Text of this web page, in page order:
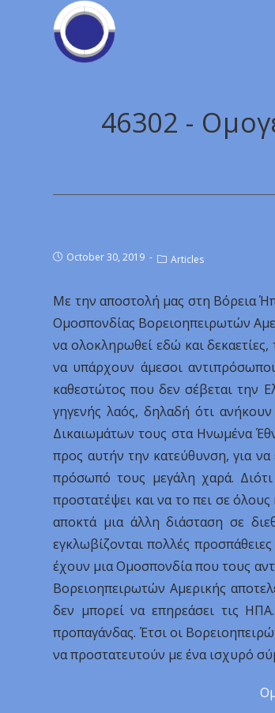
46302 -
October 30, 2019 Articles
Με την αποστολή μας στη Βόρεια
Ομοσπονδίας Βορειοηπειρωτών
να ολοκληρωθεί εδώ και δεκαετίες,
να υπάρχουν άμεσοι
καθεστώτος που δεν σέβεται την
γηγενής λαός, δηλαδή ότι
Δικαιωμάτων τους στα Ηνωμένα
προς αυτήν την κατεύθυνση, για να
πρόσωπό τους μεγάλη χαρά.
προστατέψει και να το πει σε
αποκτά μια άλλη διάσταση σε
εγκλωβίζονται πολλές
έχουν μια Ομοσπονδία που τους
Βορειοηπειρωτών Αμερικής
δεν μπορεί να επηρεάσει τις
προπαγάνδας. Έτσι οι
να προστατευτούν με ένα ισχυρό